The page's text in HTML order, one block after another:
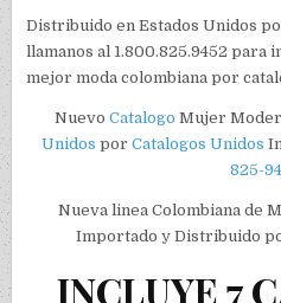
Distribuido en Estados Unidos
llamanos al 1.800.825.9452 para
mejor moda colombiana por
Nuevo Catalogo Mujer
Unidos por Catalogos Unidos
825-
Nueva linea Colombiana de
Importado y Distribuido
INCLUYE 7